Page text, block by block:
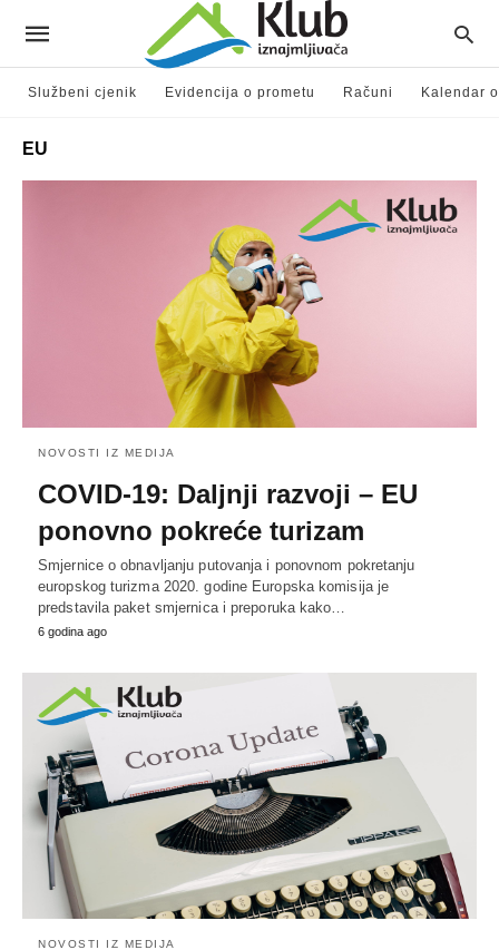
Službeni cjenik Evidencija o prometu Računi Kalendar
EU
NOVOSTI IZ MEDIJA
COVID-19: Daljnji razvoji – EU
ponovno pokreće turizam
Smjernice o obnavljanju putovanja i ponovnom pokretanju
europskog turizma 2020. godine Europska komisija je
predstavila paket smjernica i preporuka kako…
6 godina ago
NOVOSTI IZ MEDIJA